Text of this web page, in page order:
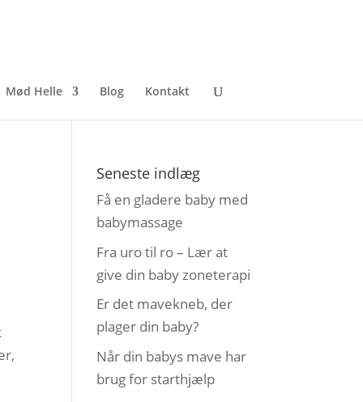
Mød Helle Blog Kontakt
Seneste indlæg
Få en gladere baby med
babymassage
Fra uro til ro – Lær at
give din baby zoneterapi
Er det mavekneb, der
plager din baby?
Når din babys mave har
brug for starthjælp